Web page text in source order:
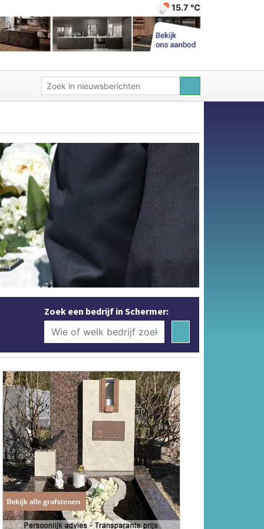
15.7 ℃
Zoek een bedrijf in Schermer: